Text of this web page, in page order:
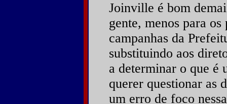
Joinville é bom
gente, menos para
campanhas da
substituindo aos
a determinar o que é
querer questionar as
um erro de foco